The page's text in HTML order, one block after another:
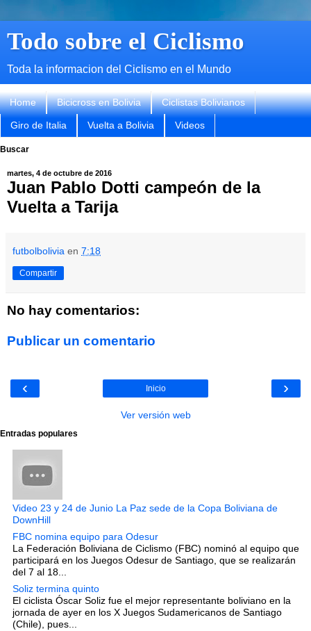
Todo sobre el Ciclismo
Toda la informacion del Ciclismo en el Mundo
Home Bicicross en Bolivia Ciclistas Bolivianos
Giro de Italia Vuelta a Bolivia Videos
Buscar
martes, 4 de octubre de 2016
Juan Pablo Dotti campeón de la
Vuelta a Tarija
futbolbolivia en 7:18
Compartir
No hay comentarios:
Publicar un comentario
‹ ›
Inicio
Ver versión web
Entradas populares
Video 23 y 24 de Junio La Paz sede de la Copa Boliviana de
DownHill
FBC nomina equipo para Odesur
La Federación Boliviana de Ciclismo (FBC) nominó al equipo que
participará en los Juegos Odesur de Santiago, que se realizarán
del 7 al 18...
Soliz termina quinto
El ciclista Óscar Soliz fue el mejor representante boliviano en la
jornada de ayer en los X Juegos Sudamericanos de Santiago
(Chile), pues...